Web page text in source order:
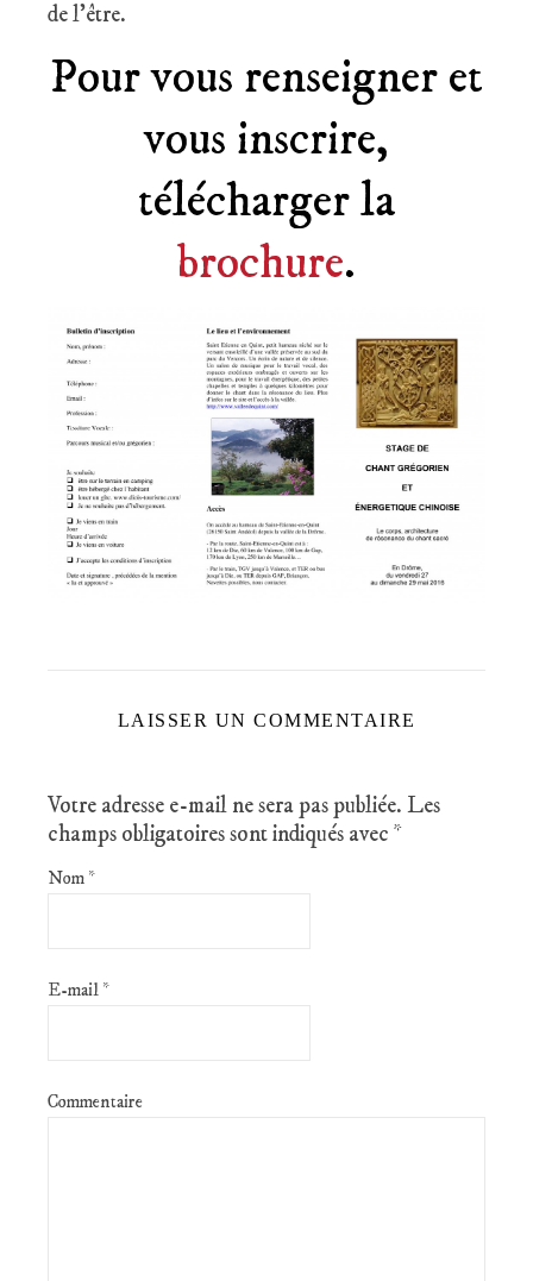
de l’être.
Pour vous renseigner et
vous inscrire,
télécharger la
brochure.
LAISSER UN COMMENTAIRE
Votre adresse e-mail ne sera pas publiée. Les
champs obligatoires sont indiqués avec *
Nom *
E-mail *
Commentaire